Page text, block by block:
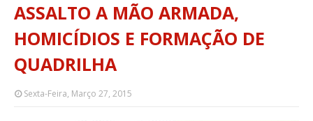
ASSALTO A MÃO ARMADA,
HOMICÍDIOS E FORMAÇÃO DE
QUADRILHA
Sexta-Feira, Março 27, 2015